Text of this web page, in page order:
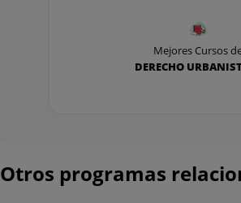
Mejores Cursos
DERECHO
Otros programas